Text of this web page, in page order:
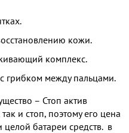
кожи.
комплекс.
грибком между пальцами.
– Стоп актив
и стоп, поэтому его цена
батареи средств. в